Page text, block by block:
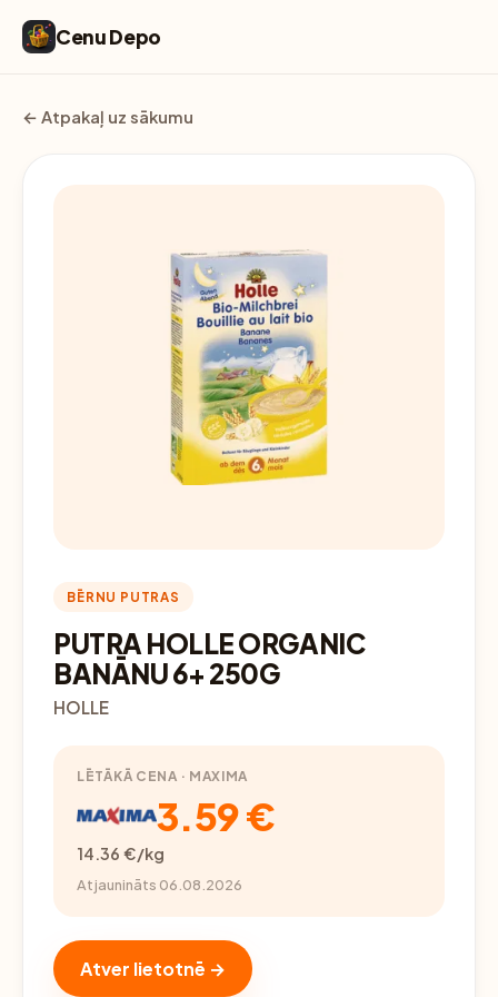
Cenu Depo
← Atpakaļ uz sākumu
BĒRNU PUTRAS
PUTRA HOLLE ORGANIC
BANĀNU 6+ 250G
HOLLE
LĒTĀKĀ CENA · MAXIMA
3.59 €
14.36 €/kg
Atjaunināts 06.08.2026
Atver lietotnē →